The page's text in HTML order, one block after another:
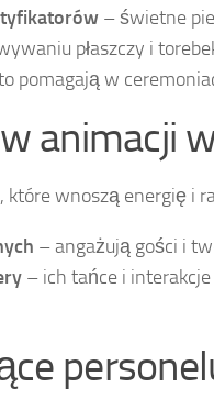
– świetne
płaszczy i
pomagają w
animacji
wnoszą energię i
– angażują gości i
– ich tańce i